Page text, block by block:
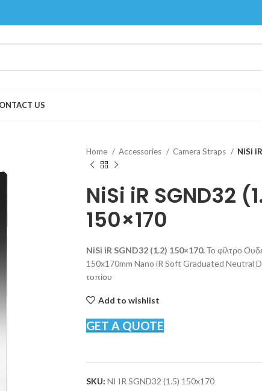
US
Home Accessories Camera Straps NiSi
NiSi iR SGND32
150×170
NiSi iR SGND32 (1.2) 150×170.Το φίλτρο
150x170mm Nano iR Soft Graduated Neutral
τοπίου
Add to wishlist
GET A QUOTE
SKU: NI IR SGND32 (1.5) 150x170